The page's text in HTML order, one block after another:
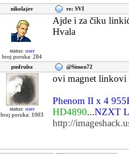
nikolajev re: SVI
status: user
broj poruka: 284
Ajde i za čiku
Hvala
pmfrulez @Simon72
status: user
broj poruka: 1003
ovi magnet linkovi
Phenom II x 4
HD4890...NZXT
http://